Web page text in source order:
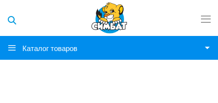
Каталог товаров